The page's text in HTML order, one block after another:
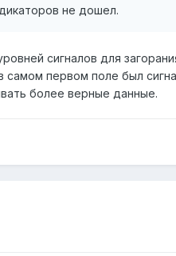
не дошел.
сигналов для
первом поле был
более верные данные.